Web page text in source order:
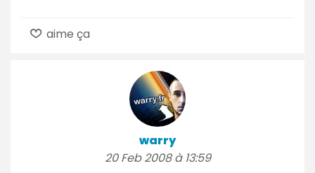
aime ça
warry
20 Feb 2008 à 13:59